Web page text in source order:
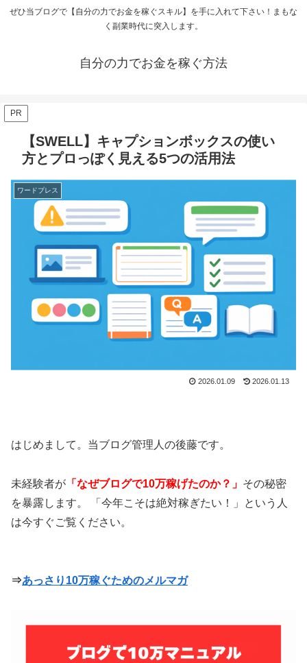
ぜひ当ブログで【自分の力でお金を稼ぐスキル】を手に入れて下さい！まもな
く副業時代に突入します。
自分の力でお金を稼ぐ方法
PR
【SWELL】キャプションボックスの使い
方とプロっぽく見える5つの活用法
ワードプレス
2026.01.09 2026.01.13
はじめまして。当ブログ管理人の後藤です。
未経験者が 「なぜブログで10万稼げたのか？」 その秘密
を暴露します。 「今年こそは絶対稼ぎたい！」という人
は今すぐご覧ください。
⇒あっさり10万稼ぐためのメルマガ